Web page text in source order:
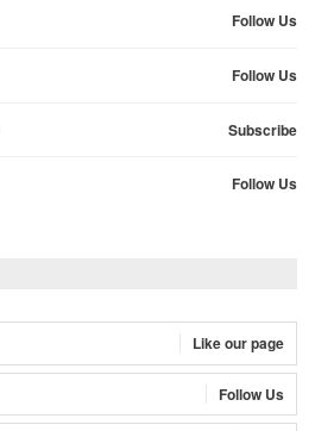
Follow Us
Follow Us
Subscribe
Follow Us
Like our page
Follow Us